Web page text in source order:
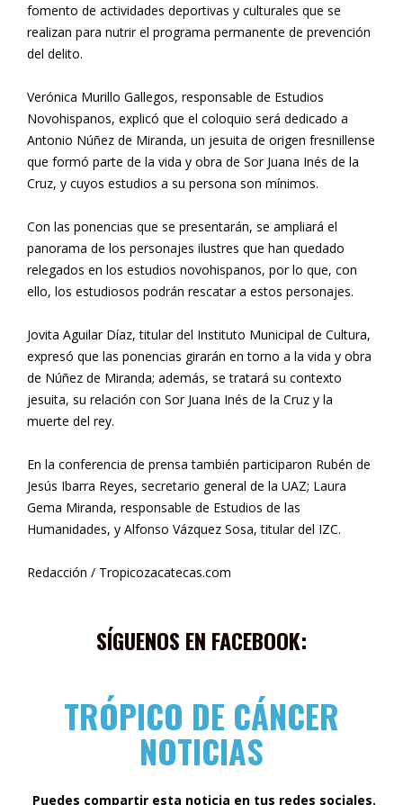
fomento de actividades deportivas y culturales que se
realizan para nutrir el programa permanente de prevención
del delito.
Verónica Murillo Gallegos, responsable de Estudios
Novohispanos, explicó que el coloquio será dedicado a
Antonio Núñez de Miranda, un jesuita de origen fresnillense
que formó parte de la vida y obra de Sor Juana Inés de la
Cruz, y cuyos estudios a su persona son mínimos.
Con las ponencias que se presentarán, se ampliará el
panorama de los personajes ilustres que han quedado
relegados en los estudios novohispanos, por lo que, con
ello, los estudiosos podrán rescatar a estos personajes.
Jovita Aguilar Díaz, titular del Instituto Municipal de Cultura,
expresó que las ponencias girarán en torno a la vida y obra
de Núñez de Miranda; además, se tratará su contexto
jesuita, su relación con Sor Juana Inés de la Cruz y la
muerte del rey.
En la conferencia de prensa también participaron Rubén de
Jesús Ibarra Reyes, secretario general de la UAZ; Laura
Gema Miranda, responsable de Estudios de las
Humanidades, y Alfonso Vázquez Sosa, titular del IZC.
Redacción / Tropicozacatecas.com
SÍGUENOS EN FACEBOOK:
TRÓPICO DE CÁNCER
NOTICIAS
Puedes compartir esta noticia en tus redes sociales.